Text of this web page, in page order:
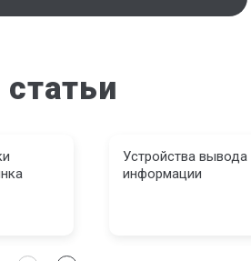
Устройства вывода
информации